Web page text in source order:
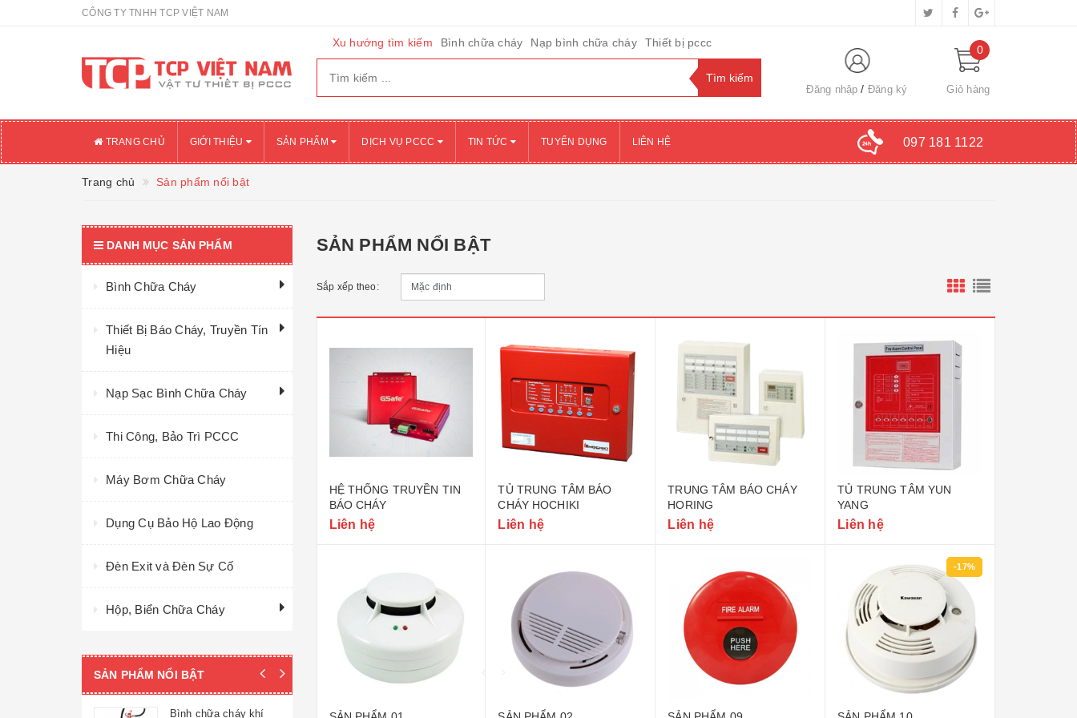
CÔNG TY TNHH TCP VIỆT NAM
Xu hướng tìm kiếm Bình chữa cháy Nạp bình chữa cháy Thiết bị pccc
Đăng nhập Đăng ký
0
Giỏ hàng
TRANG CHỦ GIỚI THIỆU SẢN PHẨM DỊCH VỤ PCCC TIN TỨC TUYỂN DỤNG LIÊN HỆ 097 181 1122
Trang chủ Sản phẩm nổi bật
SẢN PHẨM NỔI BẬT
Sắp xếp theo:
HỆ THỐNG TRUYỀN TIN
BÁO CHÁY
Liên hệ
TỦ TRUNG TÂM BÁO
CHÁY HOCHIKI
Liên hệ
TRUNG TÂM BÁO CHÁY
HORING
Liên hệ
TỦ TRUNG TÂM YUN
YANG
Liên hệ
-17%
DANH MỤC SẢN PHẨM
Bình Chữa Cháy
Thiết Bị Báo Cháy, Truyền Tín
Hiệu
Nạp Sạc Bình Chữa Cháy
Thi Công, Bảo Trì PCCC
Máy Bơm Chữa Cháy
Dụng Cụ Bảo Hộ Lao Động
Đèn Exit và Đèn Sự Cố
Hộp, Biển Chữa Cháy
SẢN PHẨM NỔI BẬT
Bình chữa cháy khí
Bình chữa cháy xe